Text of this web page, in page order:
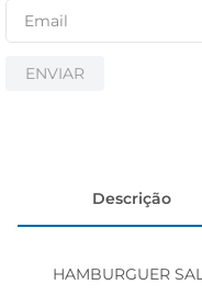
ENVIAR
Descrição
HAMBURGUER